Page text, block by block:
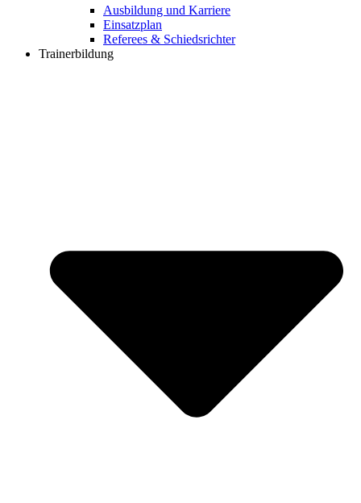
Ausbildung und Karriere
Einsatzplan
Referees & Schiedsrichter
Trainerbildung